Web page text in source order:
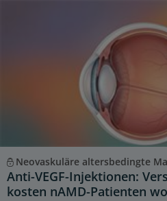
Neovaskuläre altersbedingte
Anti-VEGF-Injektionen:
kosten nAMD-Patienten